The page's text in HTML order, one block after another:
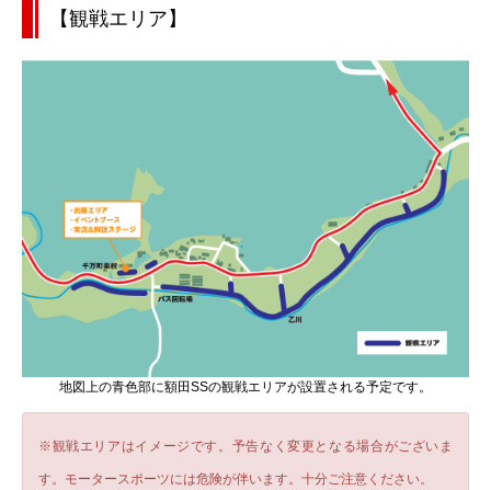
【観戦エリア】
地図上の青色部に額田SSの観戦エリアが設置される予定です。
※観戦エリアはイメージです。予告なく変更となる場合がございま
す。モータースポーツには危険が伴います。十分ご注意ください。